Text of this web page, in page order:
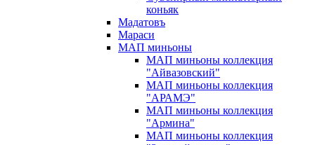
коньяк
Мадатовъ
Мараси
МАП миньоны
МАП миньоны коллекция
"Айвазовский"
МАП миньоны коллекция
"АРАМЭ"
МАП миньоны коллекция
"Армина"
МАП миньоны коллекция